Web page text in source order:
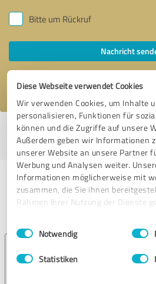
Diese Webseite verwendet Cookies
Wir verwenden Cookies, um Inhalte
personalisieren, Funktionen für
können und die Zugriffe auf unsere
Außerdem geben wir Informationen
unserer Website an unsere Partner
Werbung und Analysen weiter.
Informationen möglicherweise mit
zusammen, die Sie ihnen
Rahmen Ihrer Nutzung der Dienste
Impressum
Einwilligungsauswahl
Notwendig
Statistiken
Bitte um Rückruf
Nachricht
Ich stimme den
Profil aktiv seit 18.10.2021 |Letzte
melden
Erfahrungen zu
Anbietern aus